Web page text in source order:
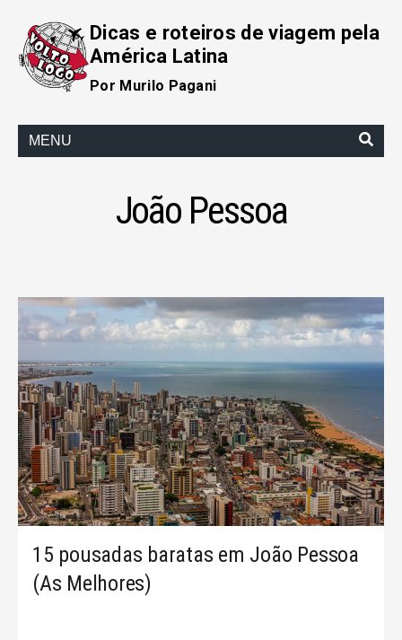
Dicas e roteiros de viagem pela
América Latina
Por Murilo Pagani
MENU
João Pessoa
15 pousadas baratas em João Pessoa
(As Melhores)